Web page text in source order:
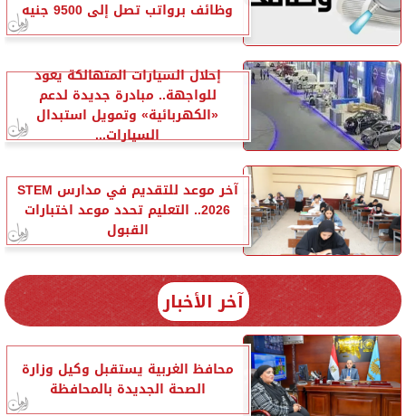
وظائف برواتب تصل إلى 9500 جنيه
إحلال السيارات المتهالكة يعود
للواجهة.. مبادرة جديدة لدعم
«الكهربائية» وتمويل استبدال
السيارات...
آخر موعد للتقديم في مدارس STEM
2026.. التعليم تحدد موعد اختبارات
القبول
آخر الأخبار
محافظ الغربية يستقبل وكيل وزارة
الصحة الجديدة بالمحافظة